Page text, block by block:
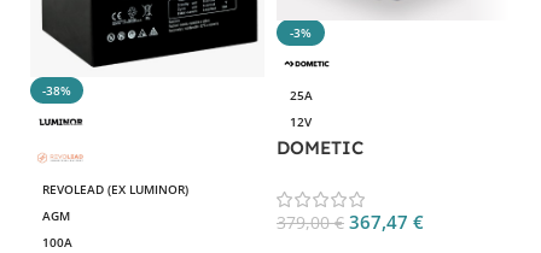
-38%
REVOLEAD (EX LUMINOR)
AGM
100A
-3%
25A
12V
DOMETIC
1225
379,00€ 367,47 €